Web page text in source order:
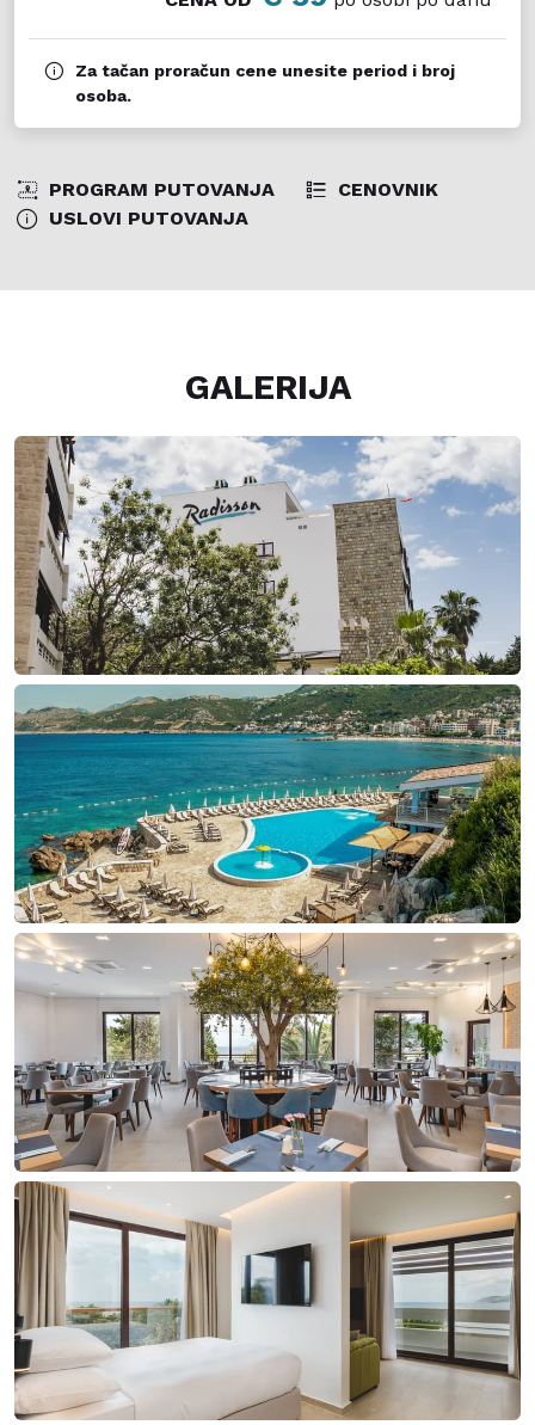
Za tačan proračun cene unesite period i broj
osoba.
PROGRAM PUTOVANJA
CENOVNIK
USLOVI PUTOVANJA
GALERIJA